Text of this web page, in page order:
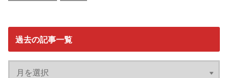
過去の記事一覧